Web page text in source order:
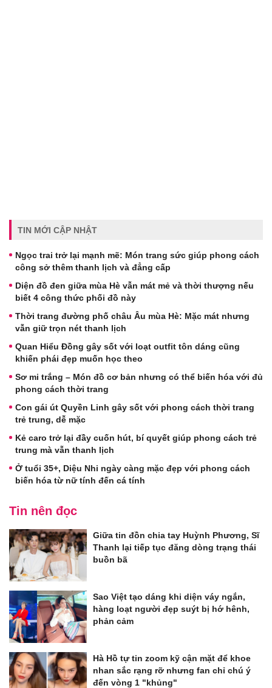
TIN MỚI CẬP NHẬT
Ngọc trai trở lại mạnh mẽ: Món trang sức giúp phong cách
công sở thêm thanh lịch và đẳng cấp
Diện đồ đen giữa mùa Hè vẫn mát mẻ và thời thượng nếu
biết 4 công thức phối đồ này
Thời trang đường phố châu Âu mùa Hè: Mặc mát nhưng
vẫn giữ trọn nét thanh lịch
Quan Hiểu Đồng gây sốt với loạt outfit tôn dáng cũng
khiến phái đẹp muốn học theo
Sơ mi trắng – Món đồ cơ bản nhưng có thể biến hóa với đủ
phong cách thời trang
Con gái út Quyền Linh gây sốt với phong cách thời trang
trẻ trung, dễ mặc
Kẻ caro trở lại đầy cuốn hút, bí quyết giúp phong cách trẻ
trung mà vẫn thanh lịch
Ở tuổi 35+, Diệu Nhi ngày càng mặc đẹp với phong cách
biến hóa từ nữ tính đến cá tính
Tin nên đọc
Giữa tin đồn chia tay Huỳnh Phương, Sĩ
Thanh lại tiếp tục đăng dòng trạng thái
buồn bã
Sao Việt tạo dáng khi diện váy ngắn,
hàng loạt người đẹp suýt bị hớ hênh,
phản cảm
Hà Hồ tự tin zoom kỹ cận mặt để khoe
nhan sắc rạng rỡ nhưng fan chỉ chú ý
đến vòng 1 "khủng"